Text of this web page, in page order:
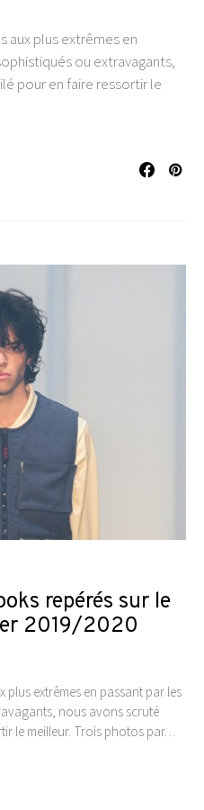
aux plus extrêmes en
ou extravagants,
pour en faire ressortir le
repérés sur le
2019/2020
plus extrêmes en passant par les
nous avons scruté
le meilleur. Trois photos par…